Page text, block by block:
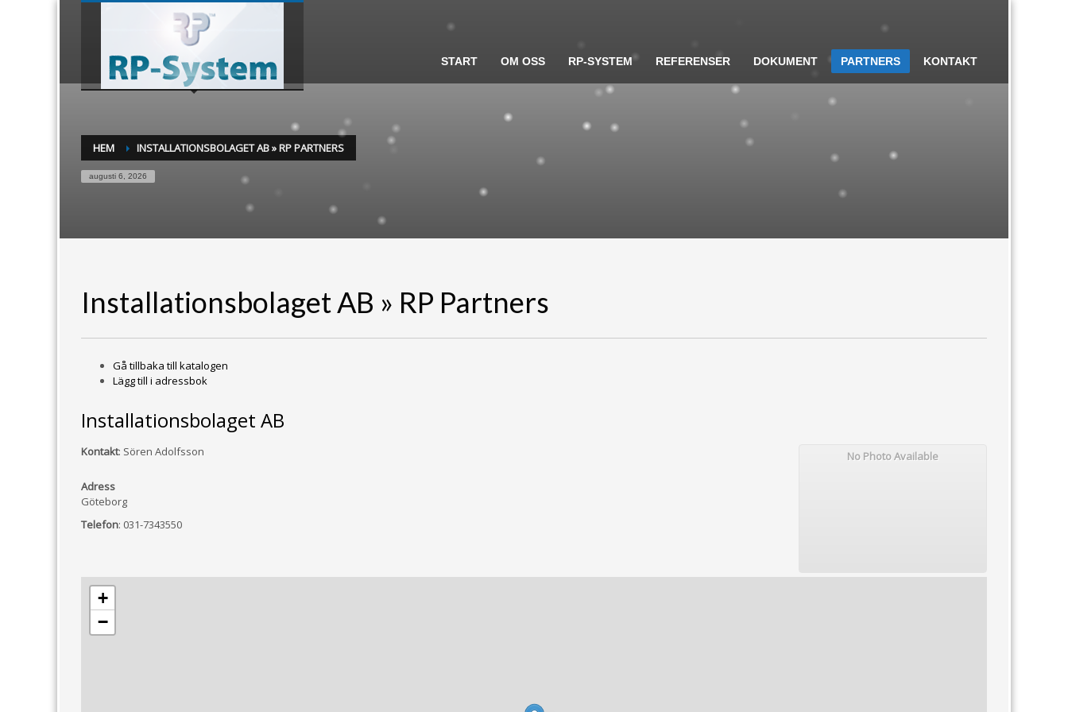
START OM OSS RP-SYSTEM REFERENSER DOKUMENT PARTNERS KONTAKT
HEM INSTALLATIONSBOLAGET AB » RP PARTNERS
augusti 6, 2026
Installationsbolaget AB » RP Partners
Gå tillbaka till katalogen
Lägg till i adressbok
Installationsbolaget AB
Kontakt: Sören Adolfsson
Adress
Göteborg
Telefon: 031-7343550
No Photo Available
+
−